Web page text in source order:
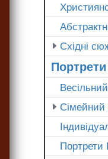
Східні
Сімейний